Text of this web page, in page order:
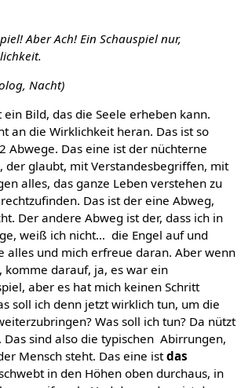
Aber Ach! Ein Schauspiel nur,
Nacht)
ein Bild, das die Seele erheben kann.
an die Wirklichkeit heran. Das ist so
Abwege. Das eine ist der nüchterne
der glaubt, mit Verstandesbegriffen, mit
alles, das ganze Leben verstehen zu
Das ist der eine Abweg,
Der andere Abweg ist der, dass ich in
weiß ich nicht… die Engel auf und
alles und mich erfreue daran. Aber wenn
komme darauf, ja, es war ein
aber es hat mich keinen Schritt
soll ich denn jetzt wirklich tun, um die
Was soll ich tun? Da nützt
Das sind also die typischen Abirrungen,
Mensch steht. Das eine istdas
in den Höhen oben durchaus, in